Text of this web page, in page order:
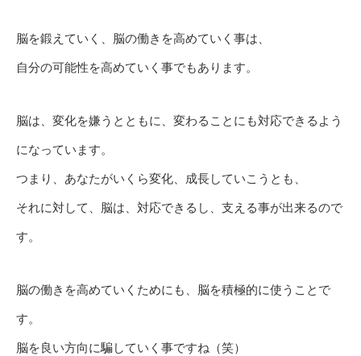
脳を鍛えていく、脳の働きを高めていく事は、
自分の可能性を高めていく事でもあります。
脳は、変化を嫌うとともに、変わることにも対応できるよう
になっています。
つまり、あなたがいくら変化、成長していこうとも、
それに対して、脳は、対応できるし、支える事が出来るので
す。
脳の働きを高めていくためにも、脳を積極的に使うことで
す。
脳を良い方向に騙していく事ですね（笑）